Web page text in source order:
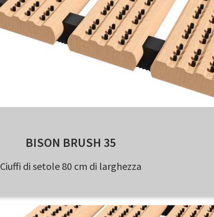
BISON BRUSH 35
Ciuffi di setole 80 cm di larghezza